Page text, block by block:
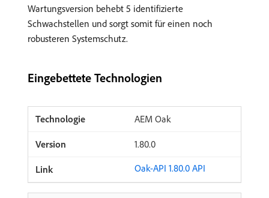
Wartungsversion behebt 5 identifizierte
Schwachstellen und sorgt somit für einen noch
robusteren Systemschutz.
Eingebettete Technologien
AEM Oak
1.80.0
Oak-API 1.80.0 API